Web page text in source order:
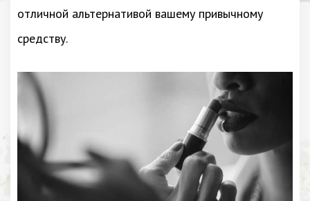
отличной альтернативой вашему привычному
средству.